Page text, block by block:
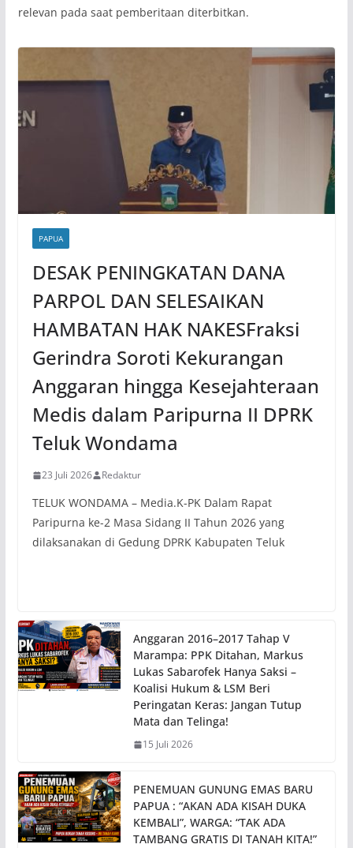
relevan pada saat pemberitaan diterbitkan.
PAPUA
DESAK PENINGKATAN DANA
PARPOL DAN SELESAIKAN
HAMBATAN HAK NAKESFraksi
Gerindra Soroti Kekurangan
Anggaran hingga Kesejahteraan
Medis dalam Paripurna II DPRK
Teluk Wondama
23 Juli 2026 Redaktur
TELUK WONDAMA – Media.K-PK Dalam Rapat
Paripurna ke-2 Masa Sidang II Tahun 2026 yang
dilaksanakan di Gedung DPRK Kabupaten Teluk
Anggaran 2016–2017 Tahap V
Marampa: PPK Ditahan, Markus
Lukas Sabarofek Hanya Saksi –
Koalisi Hukum & LSM Beri
Peringatan Keras: Jangan Tutup
Mata dan Telinga!
15 Juli 2026
PENEMUAN GUNUNG EMAS BARU
PAPUA : “AKAN ADA KISAH DUKA
KEMBALI”, WARGA: “TAK ADA
TAMBANG GRATIS DI TANAH KITA!”